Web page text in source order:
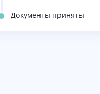
Документы приняты